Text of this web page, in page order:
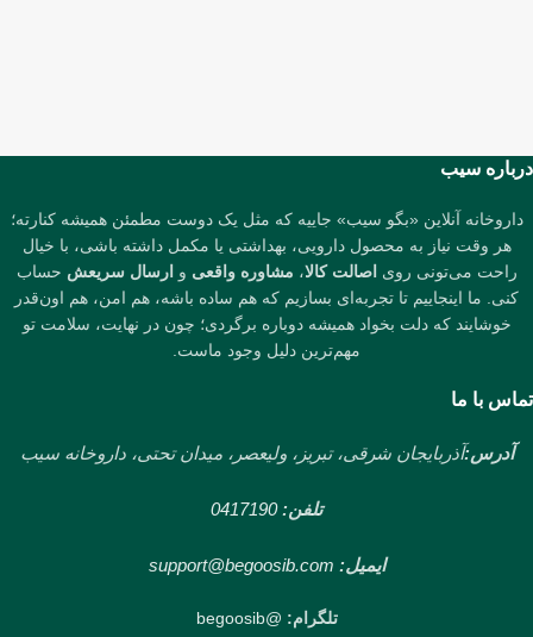
درباره سیب
داروخانه آنلاین «بگو سیب» جاییه که مثل یک دوست مطمئن همیشه کنارته؛
هر وقت نیاز به محصول دارویی، بهداشتی یا مکمل داشته باشی، با خیال
راحت می‌تونی روی اصالت کالا، مشاوره واقعی و ارسال سریعش حساب
کنی. ما اینجاییم تا تجربه‌ای بسازیم که هم ساده باشه، هم امن، هم اون‌قدر
خوشایند که دلت بخواد همیشه دوباره برگردی؛ چون در نهایت، سلامت تو
مهم‌ترین دلیل وجود ماست.
تماس با ما
آدرس:آذربایجان شرقی، تبریز، ولیعصر، میدان تحتی، داروخانه سیب
تلفن: 0417190
ایمیل: support@begoosib.com
تلگرام: @begoosib